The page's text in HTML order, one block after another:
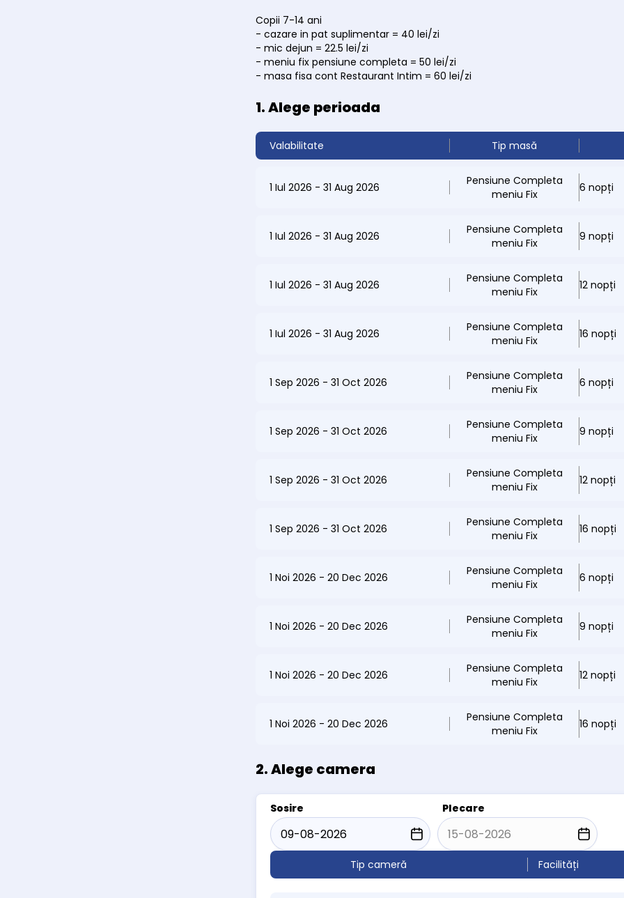
Copii 7-14 ani
- cazare in pat suplimentar = 40 lei/zi
- mic dejun = 22.5 lei/zi
- meniu fix pensiune completa = 50 lei/zi
- masa fisa cont Restaurant Intim = 60 lei/zi
1. Alege perioada
Valabilitate Tip masă
1 Iul 2026 - 31 Aug 2026
Pensiune Completa
meniu Fix
6 nopți
1 Iul 2026 - 31 Aug 2026
Pensiune Completa
meniu Fix
9 nopți
1 Iul 2026 - 31 Aug 2026
Pensiune Completa
meniu Fix
12 nopți
1 Iul 2026 - 31 Aug 2026
Pensiune Completa
meniu Fix
16 nopți
1 Sep 2026 - 31 Oct 2026
Pensiune Completa
meniu Fix
6 nopți
1 Sep 2026 - 31 Oct 2026
Pensiune Completa
meniu Fix
9 nopți
1 Sep 2026 - 31 Oct 2026
Pensiune Completa
meniu Fix
12 nopți
1 Sep 2026 - 31 Oct 2026
Pensiune Completa
meniu Fix
16 nopți
1 Noi 2026 - 20 Dec 2026
Pensiune Completa
meniu Fix
6 nopți
1 Noi 2026 - 20 Dec 2026
Pensiune Completa
meniu Fix
9 nopți
1 Noi 2026 - 20 Dec 2026
Pensiune Completa
meniu Fix
12 nopți
1 Noi 2026 - 20 Dec 2026
Pensiune Completa
meniu Fix
16 nopți
2. Alege camera
Sosire Plecare
Tip cameră Facilități